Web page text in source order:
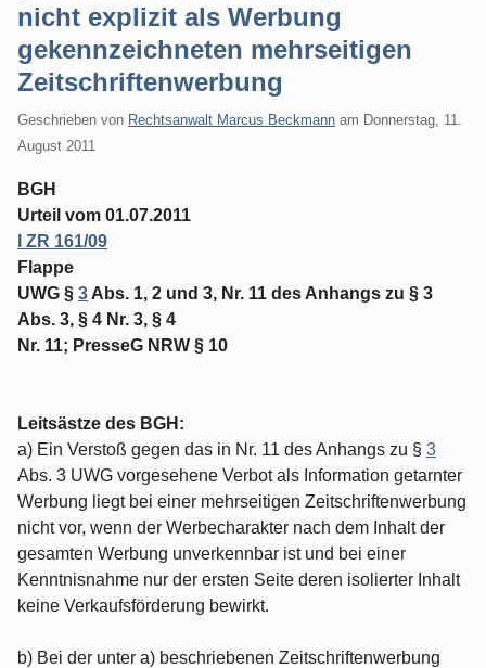
nicht explizit als Werbung
gekennzeichneten mehrseitigen
Zeitschriftenwerbung
Geschrieben von Rechtsanwalt Marcus Beckmann am Donnerstag, 11.
August 2011
BGH
Urteil vom 01.07.2011
I ZR 161/09
Flappe
UWG § 3 Abs. 1, 2 und 3, Nr. 11 des Anhangs zu § 3
Abs. 3, § 4 Nr. 3, § 4
Nr. 11; PresseG NRW § 10
Leitsästze des BGH:
a) Ein Verstoß gegen das in Nr. 11 des Anhangs zu § 3
Abs. 3 UWG vorgesehene Verbot als Information getarnter
Werbung liegt bei einer mehrseitigen Zeitschriftenwerbung
nicht vor, wenn der Werbecharakter nach dem Inhalt der
gesamten Werbung unverkennbar ist und bei einer
Kenntnisnahme nur der ersten Seite deren isolierter Inhalt
keine Verkaufsförderung bewirkt.
b) Bei der unter a) beschriebenen Zeitschriftenwerbung